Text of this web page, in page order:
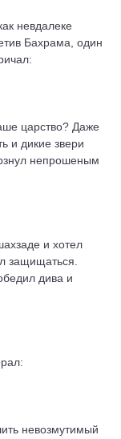
невдалеке
Бахрама, один
царство? Даже
и дикие звери
непрошеным
и хотел
защищаться.
дива и
невозмутимый